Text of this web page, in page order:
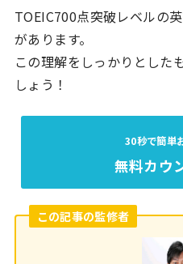
TOEIC700点突破レベルの
があります。
この理解をしっかりとした
しょう！
30秒で簡単
無料カウ
この記事の監修者